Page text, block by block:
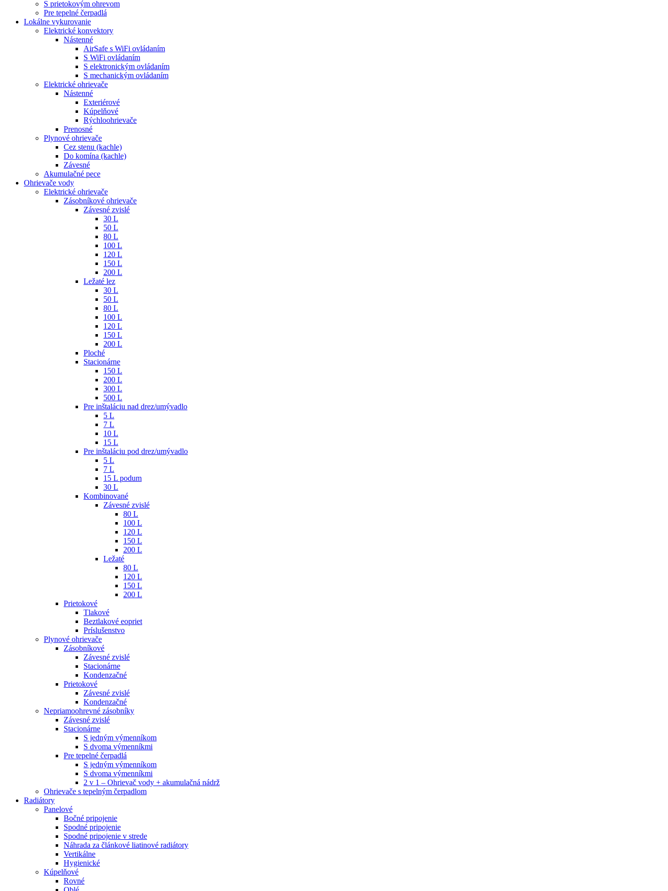
S prietokovým ohrevom
Pre tepelné čerpadlá
Lokálne vykurovanie
Elektrické konvektory
Nástenné
AirSafe s WiFi ovládaním
S WiFi ovládaním
S elektronickým ovládaním
S mechanickým ovládaním
Elektrické ohrievače
Nástenné
Exteriérové
Kúpelňové
Rýchloohrievače
Prenosné
Plynové ohrievače
Cez stenu (kachle)
Do komína (kachle)
Závesné
Akumulačné pece
Ohrievače vody
Elektrické ohrievače
Zásobníkové ohrievače
Závesné zvislé
30 L
50 L
80 L
100 L
120 L
150 L
200 L
Ležaté lez
30 L
50 L
80 L
100 L
120 L
150 L
200 L
Ploché
Stacionárne
150 L
200 L
300 L
500 L
Pre inštaláciu nad drez/umývadlo
5 L
7 L
10 L
15 L
Pre inštaláciu pod drez/umývadlo
5 L
7 L
15 L podum
30 L
Kombinované
Závesné zvislé
80 L
100 L
120 L
150 L
200 L
Ležaté
80 L
120 L
150 L
200 L
Prietokové
Tlakové
Beztlakové eopriet
Príslušenstvo
Plynové ohrievače
Zásobníkové
Závesné zvislé
Stacionárne
Kondenzačné
Prietokové
Závesné zvislé
Kondenzačné
Nepriamoohrevné zásobníky
Závesné zvislé
Stacionárne
S jedným výmenníkom
S dvoma výmenníkmi
Pre tepelné čerpadlá
S jedným výmenníkom
S dvoma výmenníkmi
2 v 1 – Ohrievač vody + akumulačná nádrž
Ohrievače s tepelným čerpadlom
Radiátory
Panelové
Bočné pripojenie
Spodné pripojenie
Spodné pripojenie v strede
Náhrada za článkové liatinové radiátory
Vertikálne
Hygienické
Kúpelňové
Rovné